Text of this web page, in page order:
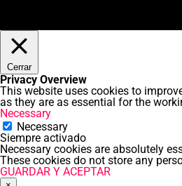
Cerrar
Privacy Overview
This website uses cookies to
as they are as essential for the
Necessary
Necessary
Siempre activado
Necessary cookies are absolutely
These cookies do not store any
GUARDAR Y ACEPTAR